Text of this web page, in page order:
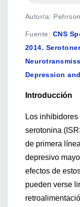
Autor/a:
Fuente: CNS
2014.
Depression
Introducción
Los
serotonina
de primera
depresivo
efectos de
pueden verse